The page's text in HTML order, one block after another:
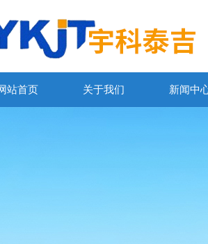
站首页 关于我们 新闻中